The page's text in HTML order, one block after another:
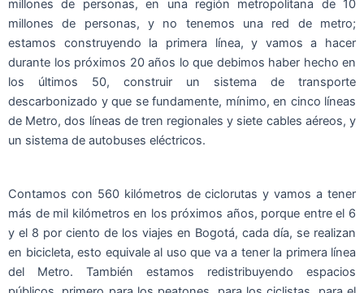
millones de personas, en una región metropolitana de 10
millones de personas, y no tenemos una red de metro;
estamos construyendo la primera línea, y vamos a hacer
durante los próximos 20 años lo que debimos haber hecho en
los últimos 50, construir un sistema de transporte
descarbonizado y que se fundamente, mínimo, en cinco líneas
de Metro, dos líneas de tren regionales y siete cables aéreos, y
un sistema de autobuses eléctricos.
Contamos con 560 kilómetros de ciclorutas y vamos a tener
más de mil kilómetros en los próximos años, porque entre el 6
y el 8 por ciento de los viajes en Bogotá, cada día, se realizan
en bicicleta, esto equivale al uso que va a tener la primera línea
del Metro. También estamos redistribuyendo espacios